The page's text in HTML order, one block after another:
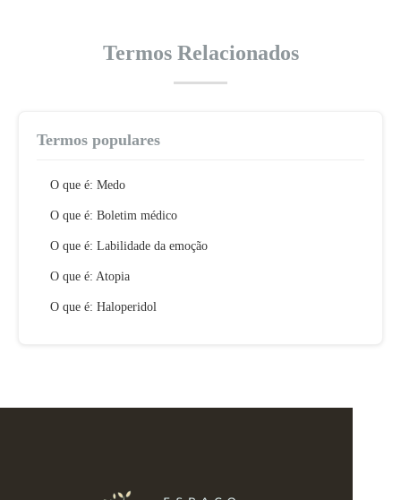
Termos Relacionados
Termos populares
O que é: Medo
O que é: Boletim médico
O que é: Labilidade da emoção
O que é: Atopia
O que é: Haloperidol